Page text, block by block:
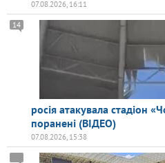
07.08.2026, 16:11
росія атакувала стадіон
поранені (ВІДЕО)
14
07.08.2026, 15:38